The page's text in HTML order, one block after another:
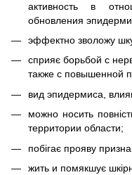
активность в
обновления
эффектно зволожу
сприяє борьбой с
также с повышенной
вид эпидермиса,
можно носить
территории области;
побігає прояву
жить и помякшує